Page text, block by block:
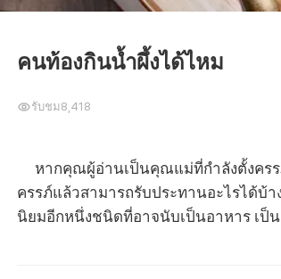
คนท้องกินน้ำผึ้งได้ไหม
รับชม8,418
หากคุณผู้อ่านเป็นคุณแม่ที่กำลังตั้งครรภ์
ครรภ์แล้วสามารถรับประทานอะไรได้บ้
นิยมอีกหนึ่งชนิดที่อาจนับเป็นอาหาร เป็น